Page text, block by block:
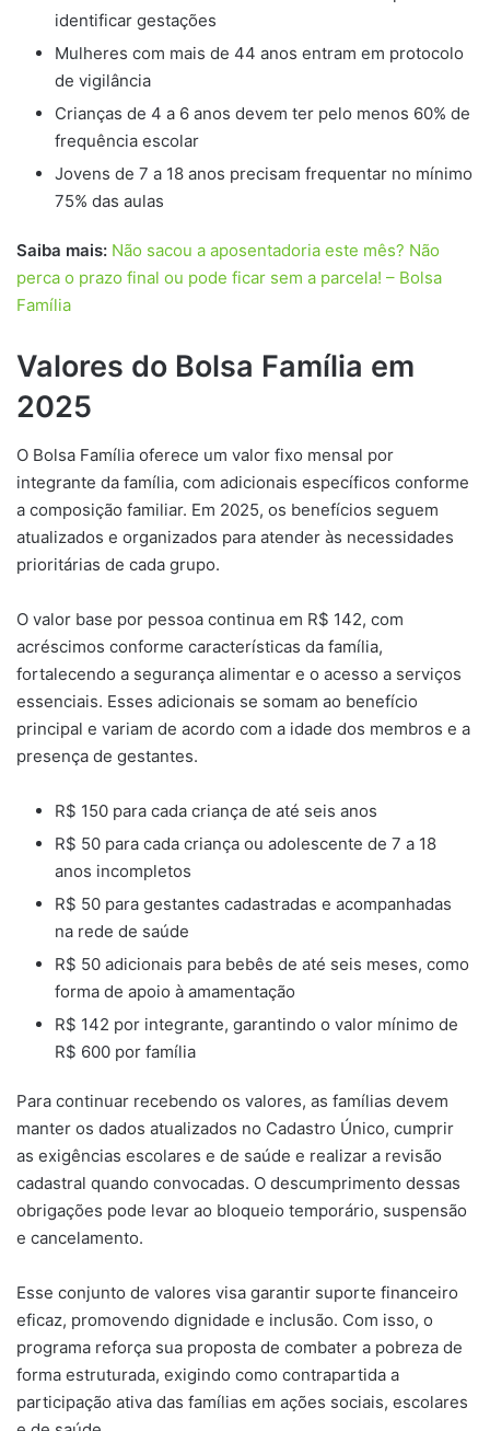
identificar gestações
Mulheres com mais de 44 anos entram em protocolo
de vigilância
Crianças de 4 a 6 anos devem ter pelo menos 60% de
frequência escolar
Jovens de 7 a 18 anos precisam frequentar no mínimo
75% das aulas
Saiba mais: Não sacou a aposentadoria este mês? Não
perca o prazo final ou pode ficar sem a parcela! – Bolsa
Família
Valores do Bolsa Família em
2025
O Bolsa Família oferece um valor fixo mensal por
integrante da família, com adicionais específicos conforme
a composição familiar. Em 2025, os benefícios seguem
atualizados e organizados para atender às necessidades
prioritárias de cada grupo.
O valor base por pessoa continua em R$ 142, com
acréscimos conforme características da família,
fortalecendo a segurança alimentar e o acesso a serviços
essenciais. Esses adicionais se somam ao benefício
principal e variam de acordo com a idade dos membros e a
presença de gestantes.
R$ 150 para cada criança de até seis anos
R$ 50 para cada criança ou adolescente de 7 a 18
anos incompletos
R$ 50 para gestantes cadastradas e acompanhadas
na rede de saúde
R$ 50 adicionais para bebês de até seis meses, como
forma de apoio à amamentação
R$ 142 por integrante, garantindo o valor mínimo de
R$ 600 por família
Para continuar recebendo os valores, as famílias devem
manter os dados atualizados no Cadastro Único, cumprir
as exigências escolares e de saúde e realizar a revisão
cadastral quando convocadas. O descumprimento dessas
obrigações pode levar ao bloqueio temporário, suspensão
e cancelamento.
Esse conjunto de valores visa garantir suporte financeiro
eficaz, promovendo dignidade e inclusão. Com isso, o
programa reforça sua proposta de combater a pobreza de
forma estruturada, exigindo como contrapartida a
participação ativa das famílias em ações sociais, escolares